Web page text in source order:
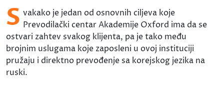
S vakako je jedan od osnovnih ciljeva koje
Prevodilački centar Akademije Oxford ima da se
ostvari zahtev svakog klijenta, pa je tako među
brojnim uslugama koje zaposleni u ovoj instituciji
pružaju i direktno prevođenje sa korejskog jezika na
ruski.